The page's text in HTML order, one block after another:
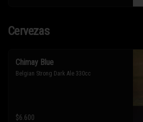
Cervezas
Chimay Blue
Belgian Strong Dark Ale 330cc
$6.600